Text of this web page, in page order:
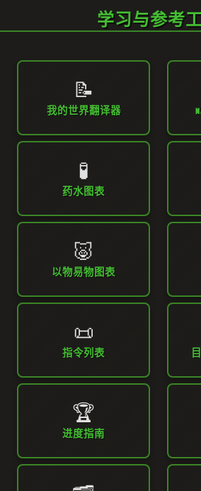
学习与参考
📝
我的世界翻译器
🧪
药水图表
🐷
以物易物图表
📜
指令列表
🏆
进度指南